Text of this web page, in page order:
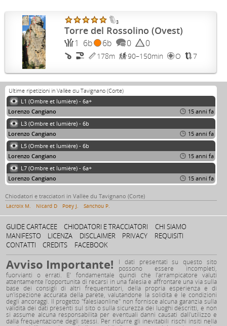
3
Torre del Rossolino (Ovest)
1 6b 6b 0 0
178m 90–150min O 7
Ultime ripetizioni in Vallèe du Tavignano (Corte)
L1 (Ombre et lumière) - 6a+
Lorenzo Cangiano
15 anni fa
L3 (Ombre et lumière) - 6b
Lorenzo Cangiano
15 anni fa
L5 (Ombre et lumière) - 6b
Lorenzo Cangiano
15 anni fa
L7 (Ombre et lumière) - 6a+
Lorenzo Cangiano
15 anni fa
Chiodatori e tracciatori in Vallèe du Tavignano (Corte)
Lacroix M. Nicard D Poey J. Sanchou P.
GUIDE CARTACEE CHIODATORI E TRACCIATORI
CHI SIAMO
MANIFESTO
LICENZA DISCLAIMER PRIVACY
REQUISITI
CONTATTI
CREDITS FACEBOOK
Avviso Importante! I dati presentati su questo sito
possono essere incompleti,
fuorvianti o errati. E’ fondamentale quindi che l’arrampicatore valuti
attentamente l’opportunità di recarsi in una falesia e affrontare una via sulla
base dei consigli di altri frequentatori, della propria esperienza e di
un'ispezione accurata della parete, valutandone la solidità e le condizioni
degli ancoraggi. Il progetto "falesiaonline" non fornisce alcuna garanzia sulla
validità dei dati presenti sul sito o sulla sicurezza dei luoghi descritti, e non
si assume alcuna responsabilità per eventuali danni causati dall'utilizzo e
dalla frequentazione degli stessi. Per ridurre gli inevitabili rischi insiti nella